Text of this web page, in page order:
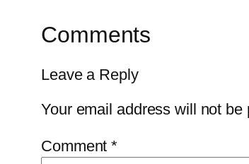
Comments
Leave a Reply
Your email address will not be
Comment*